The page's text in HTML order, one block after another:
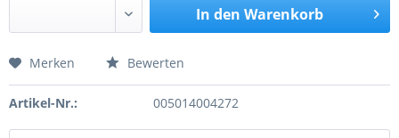
In den Warenkorb
Preis anfragen
Merken Bewerten
Artikel-Nr.: 005014004272